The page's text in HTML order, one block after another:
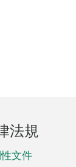
法規
文件